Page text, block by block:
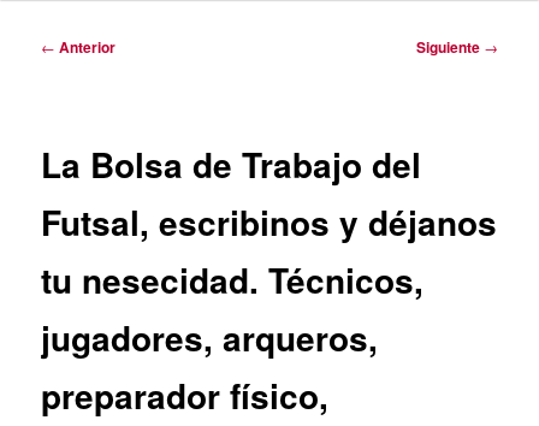
Navegación
← Anterior Siguiente →
La Bolsa de Trabajo del
Futsal, escribinos y déjanos
tu nesecidad. Técnicos,
jugadores, arqueros,
preparador físico,